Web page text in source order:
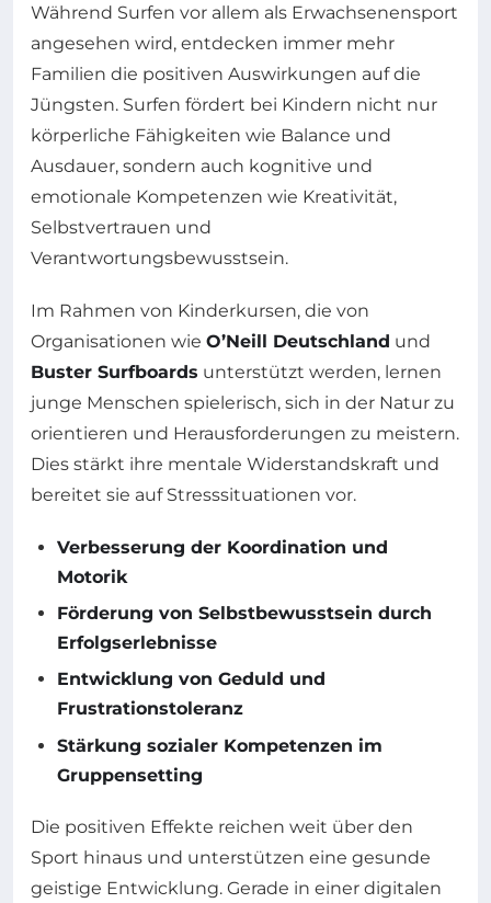
Während Surfen vor allem als Erwachsenensport
angesehen wird, entdecken immer mehr
Familien die positiven Auswirkungen auf die
Jüngsten. Surfen fördert bei Kindern nicht nur
körperliche Fähigkeiten wie Balance und
Ausdauer, sondern auch kognitive und
emotionale Kompetenzen wie Kreativität,
Selbstvertrauen und
Verantwortungsbewusstsein.
Im Rahmen von Kinderkursen, die von
Organisationen wie O’Neill Deutschland und
Buster Surfboards unterstützt werden, lernen
junge Menschen spielerisch, sich in der Natur zu
orientieren und Herausforderungen zu meistern.
Dies stärkt ihre mentale Widerstandskraft und
bereitet sie auf Stresssituationen vor.
Verbesserung der Koordination und
Motorik
Förderung von Selbstbewusstsein durch
Erfolgserlebnisse
Entwicklung von Geduld und
Frustrationstoleranz
Stärkung sozialer Kompetenzen im
Gruppensetting
Die positiven Effekte reichen weit über den
Sport hinaus und unterstützen eine gesunde
geistige Entwicklung. Gerade in einer digitalen